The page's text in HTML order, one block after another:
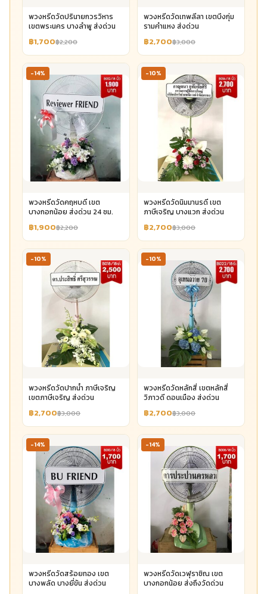
พวงหรีดวัดปรินายกวรวิหาร
เขตพระนคร บางลำพู ส่งด่วน
฿1,700฿2,200
พวงหรีดวัดเทพลีลา เขตบึงกุ่ม
รามคำแหง ส่งด่วน
฿2,700฿3,000
-14%
พวงหรีดวัดคฤหบดี เขต
บางกอกน้อย ส่งด่วน 24 ชม.
฿1,900฿2,200
-10%
พวงหรีดวัดนิมมานรดี เขต
ภาษีเจริญ บางแวก ส่งด่วน
฿2,700฿3,000
-10%
พวงหรีดวัดปากน้ำ ภาษีเจริญ
เขตภาษีเจริญ ส่งด่วน
฿2,700฿3,000
-10%
พวงหรีดวัดหลักสี่ เขตหลักสี่
วิภาวดี ดอนเมือง ส่งด่วน
฿2,700฿3,000
-14%
พวงหรีดวัดสร้อยทอง เขต
บางพลัด บางยี่ขัน ส่งด่วน
-14%
พวงหรีดวัดเวฬุราชิณ เขต
บางกอกน้อย ส่งถึงวัดด่วน